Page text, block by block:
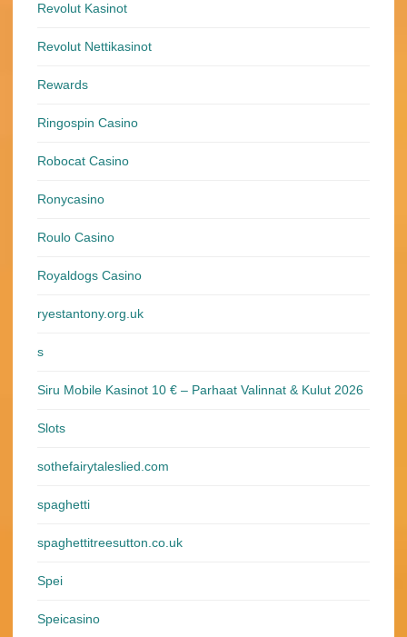
Revolut Kasinot
Revolut Nettikasinot
Rewards
Ringospin Casino
Robocat Casino
Ronycasino
Roulo Casino
Royaldogs Casino
ryestantony.org.uk
s
Siru Mobile Kasinot 10 € – Parhaat Valinnat & Kulut 2026
Slots
sothefairytaleslied.com
spaghetti
spaghettitreesutton.co.uk
Spei
Speicasino